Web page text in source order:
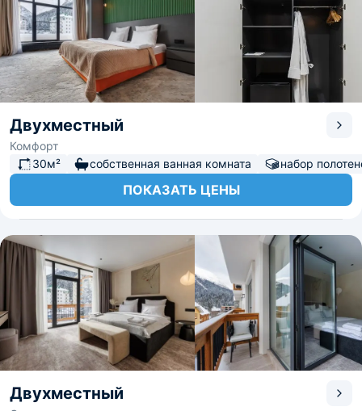
Двухместный
Комфорт
30м²
собственная ванная комната набор
ПОКАЗАТЬ ЦЕНЫ
Двухместный